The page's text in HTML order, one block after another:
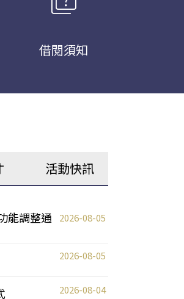
借閱須知
活動快訊
能調整通
2026-08-05
2026-08-05
2026-08-04